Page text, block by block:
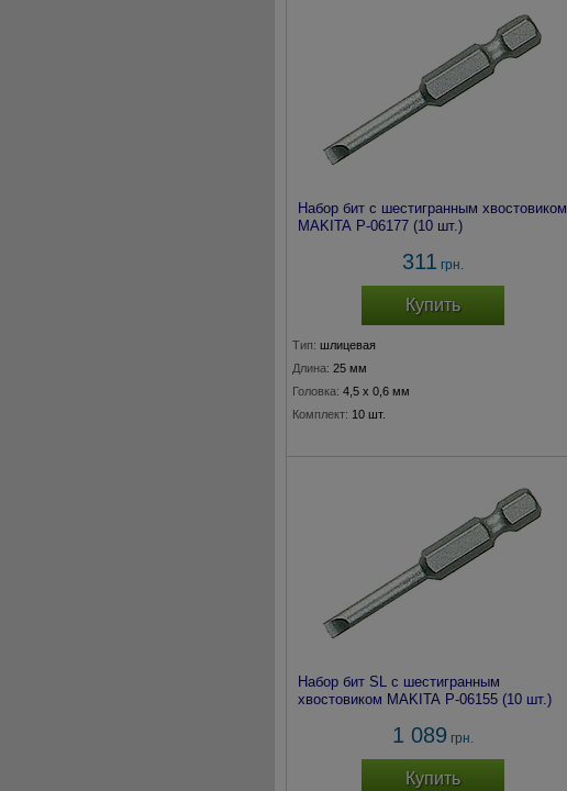
Набор бит с шестигранным хвостовиком
MAKITA P-06177 (10 шт.)
311 грн.
Купить
Тип: шлицевая
Длина: 25 мм
Головка: 4,5 x 0,6 мм
Комплект: 10 шт.
Набор бит SL с шестигранным
хвостовиком MAKITA P-06155 (10 шт.)
1 089 грн.
Купить